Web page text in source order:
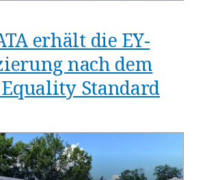
erhält die EY-
nach dem
Standard